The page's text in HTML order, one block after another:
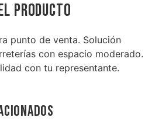
producto
punto de venta. Solución
con espacio moderado.
con tu representante.